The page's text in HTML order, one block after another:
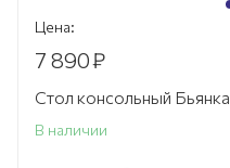
Цена:
7 890₽
Стол консольный Бьянка
В наличии